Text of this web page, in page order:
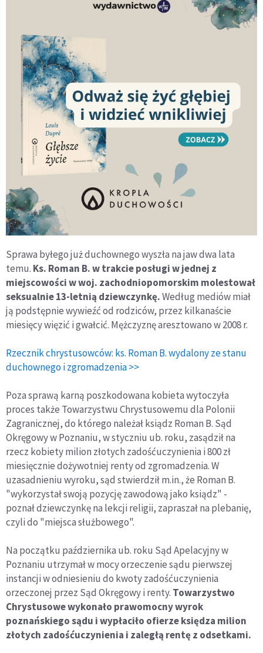
Sprawa byłego już duchownego wyszła na jaw dwa lata
temu. Ks. Roman B. w trakcie posługi w jednej z
miejscowości w woj. zachodniopomorskim molestował
seksualnie 13-letnią dziewczynkę.Według mediów miał
ją podstępnie wywieźć od rodziców, przez kilkanaście
miesięcy więzić i gwałcić. Mężczyznę aresztowano w 2008 r.
Rzecznik chrystusowców: ks. Roman B. wydalony ze stanu
duchownego i zgromadzenia >>
Poza sprawą karną poszkodowana kobieta wytoczyła
proces także Towarzystwu Chrystusowemu dla Polonii
Zagranicznej, do którego należał ksiądz Roman B. Sąd
Okręgowy w Poznaniu, w styczniu ub. roku, zasądził na
rzecz kobiety milion złotych zadośćuczynienia i 800 zł
miesięcznie dożywotniej renty od zgromadzenia. W
uzasadnieniu wyroku, sąd stwierdził m.in., że Roman B.
"wykorzystał swoją pozycję zawodową jako ksiądz" -
poznał dziewczynkę na lekcji religii, zapraszał na plebanię,
czyli do "miejsca służbowego".
Na początku października ub. roku Sąd Apelacyjny w
Poznaniu utrzymał w mocy orzeczenie sądu pierwszej
instancji w odniesieniu do kwoty zadośćuczynienia
orzeczonej przez Sąd Okręgowy i renty. Towarzystwo
Chrystusowe wykonało prawomocny wyrok
poznańskiego sądu i wypłaciło ofierze księdza milion
złotych zadośćuczynienia i zaległą rentę z odsetkami.